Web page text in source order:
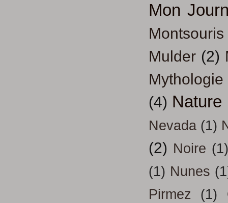
Mon
Montsouris
Mulder (2)
Mythologie
(4) Nature
Nevada (1)
(2) Noire
(1) Nunes
Pirmez
(1)